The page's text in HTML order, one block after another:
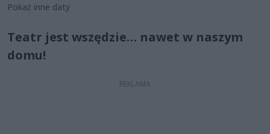
Pokaż inne daty
Teatr jest wszędzie… nawet w naszym
domu!